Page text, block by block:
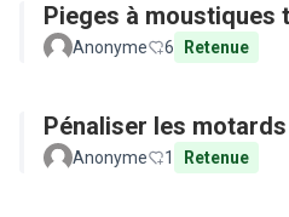
Pieges à moustiques
Anonyme 6 Retenue
Pénaliser les
Anonyme 1 Retenue